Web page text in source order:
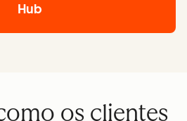
Hub
os clientes